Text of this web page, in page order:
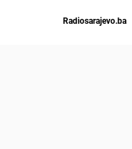
Radiosarajevo.ba